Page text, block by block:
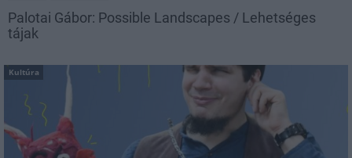
Palotai Gábor: Possible Landscapes / Lehetséges
tájak
Kultúra